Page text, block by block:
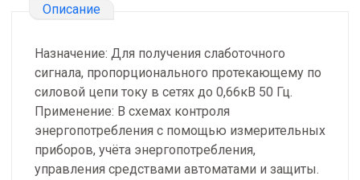
Описание
Назначение: Для получения слаботочного
сигнала, пропорционального протекающему по
силовой цепи току в сетях до 0,66кВ 50 Гц.
Применение: В схемах контроля
энергопотребления с помощью измерительных
приборов, учёта энергопотребления,
управления средствами автоматами и защиты.